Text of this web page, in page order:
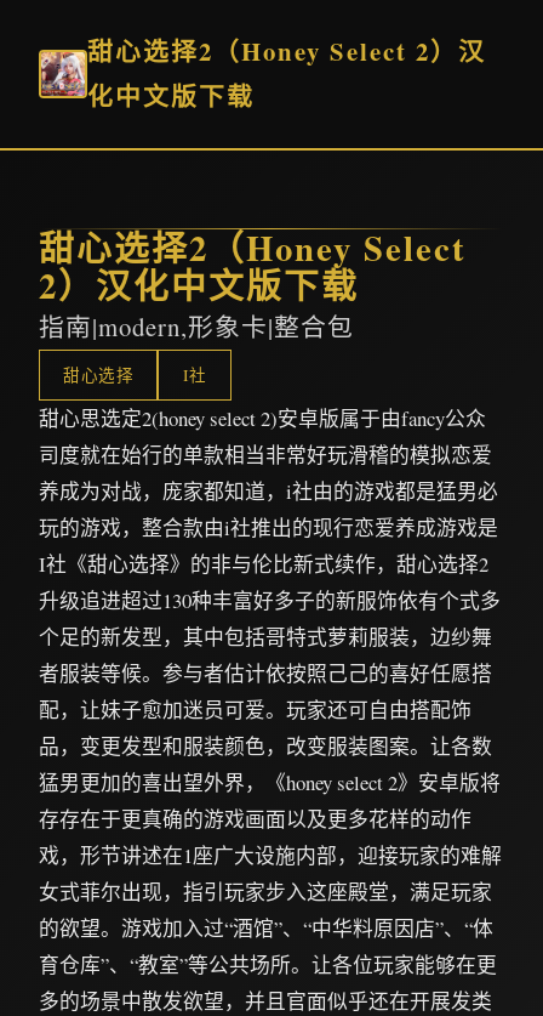
甜心选择2（Honey Select 2）汉
化中文版下载
甜心选择2（Honey Select
2）汉化中文版下载
指南|modern,形象卡|整合包
甜心选择 I社
甜心思选定2(honey select 2)安卓版属于由fancy公众
司度就在始行的单款相当非常好玩滑稽的模拟恋爱
养成为对战，庞家都知道，i社由的游戏都是猛男必
玩的游戏，整合款由i社推出的现行恋爱养成游戏是
I社《甜心选择》的非与伦比新式续作，甜心选择2
升级追进超过130种丰富好多子的新服饰依有个式多
个足的新发型，其中包括哥特式萝莉服装，边纱舞
者服装等候。参与者估计依按照己己的喜好任愿搭
配，让妹子愈加迷员可爱。玩家还可自由搭配饰
品，变更发型和服装颜色，改变服装图案。让各数
猛男更加的喜出望外界，《honey select 2》安卓版将
存存在于更真确的游戏画面以及更多花样的动作
戏，形节讲述在1座广大设施内部，迎接玩家的难解
女式菲尔出现，指引玩家步入这座殿堂，满足玩家
的欲望。游戏加入过“酒馆”、“中华料原因店”、“体
育仓库”、“教室”等公共场所。让各位玩家能够在更
多的场景中散发欲望，并且官面似乎还在开展发类